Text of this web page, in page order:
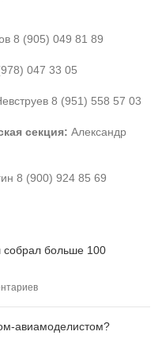
8 (905) 049 81 89
047 33 05
8 (951) 558 57 03
секция: Александр
8 (900) 924 85 69
собрал больше 100
авиамоделистом?